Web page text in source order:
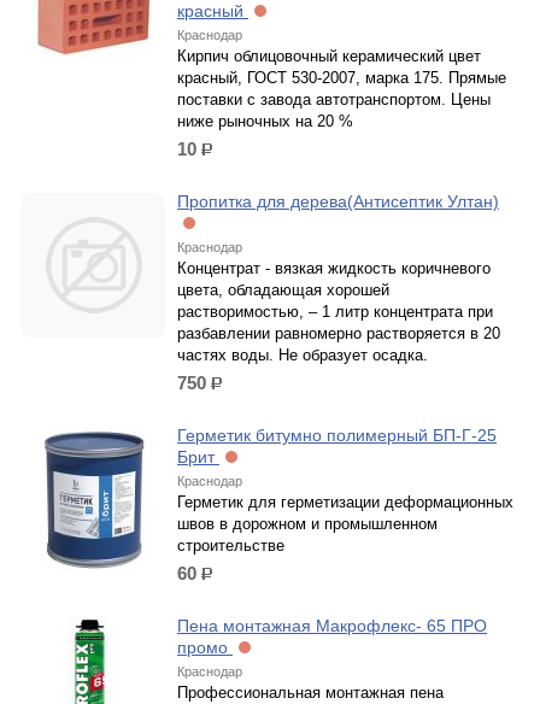
красный
Краснодар
Кирпич облицовочный керамический цвет
красный, ГОСТ 530-2007, марка 175. Прямые
поставки с завода автотранспортом. Цены
ниже рыночных на 20 %
10 р.
Пропитка для дерева(Антисептик Ултан)
Краснодар
Концентрат - вязкая жидкость коричневого
цвета, обладающая хорошей
растворимостью, – 1 литр концентрата при
разбавлении равномерно растворяется в 20
частях воды. Не образует осадка.
750 р.
Герметик битумно полимерный БП-Г-25
Брит
Краснодар
Герметик для герметизации деформационных
швов в дорожном и промышленном
строительстве
60 р.
Пена монтажная Макрофлекс- 65 ПРО
промо
Краснодар
Профессиональная монтажная пена